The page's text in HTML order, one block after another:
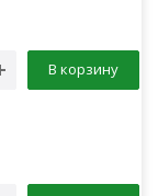
В корзину